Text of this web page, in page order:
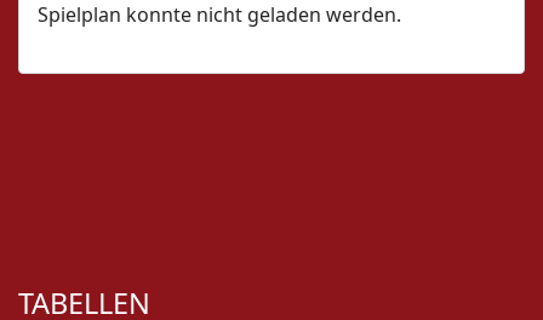
Spielplan konnte nicht geladen werden.
TABELLEN